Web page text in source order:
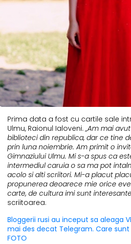
Prima data a fost cu cartile sale
Ulmu, Raionul Ialoveni.„Am mai
biblioteci din republica, dar ce tine
prin luna noiembrie. Am primit o
Gimnaziului Ulmu. Mi s-a spus ca
intermediul caruia o sa ma pot
acolo si alti scriitori. Mi-a placut
propunerea deoarece mie orice
carte, de cultura imi sunt
scriitoarea.
Bloggerii rusi au inceput sa aleaga
mai des decat Telegram. Care
FOTO